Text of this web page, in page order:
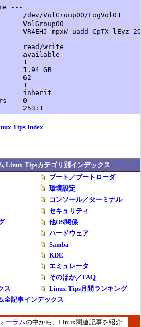
---
VolGroup00/LogVol01
mpxW-uadd-CpTX-lEyz-
read/write
1
GB
62
1
inherit
0
253:1
Tips Index
Linux Tipsカテゴリ別インデックス
ブート／ブートローダ
環境設定
コンソール／ターミナル
セキュリティ
他OS関係
ハードウェア
Samba
KDE
エミュレータ
そのほか／FAQ
ス
Linux Tips月間ランキング
全記事インデックス
ーラムの中から、Linux関連記事を紹介